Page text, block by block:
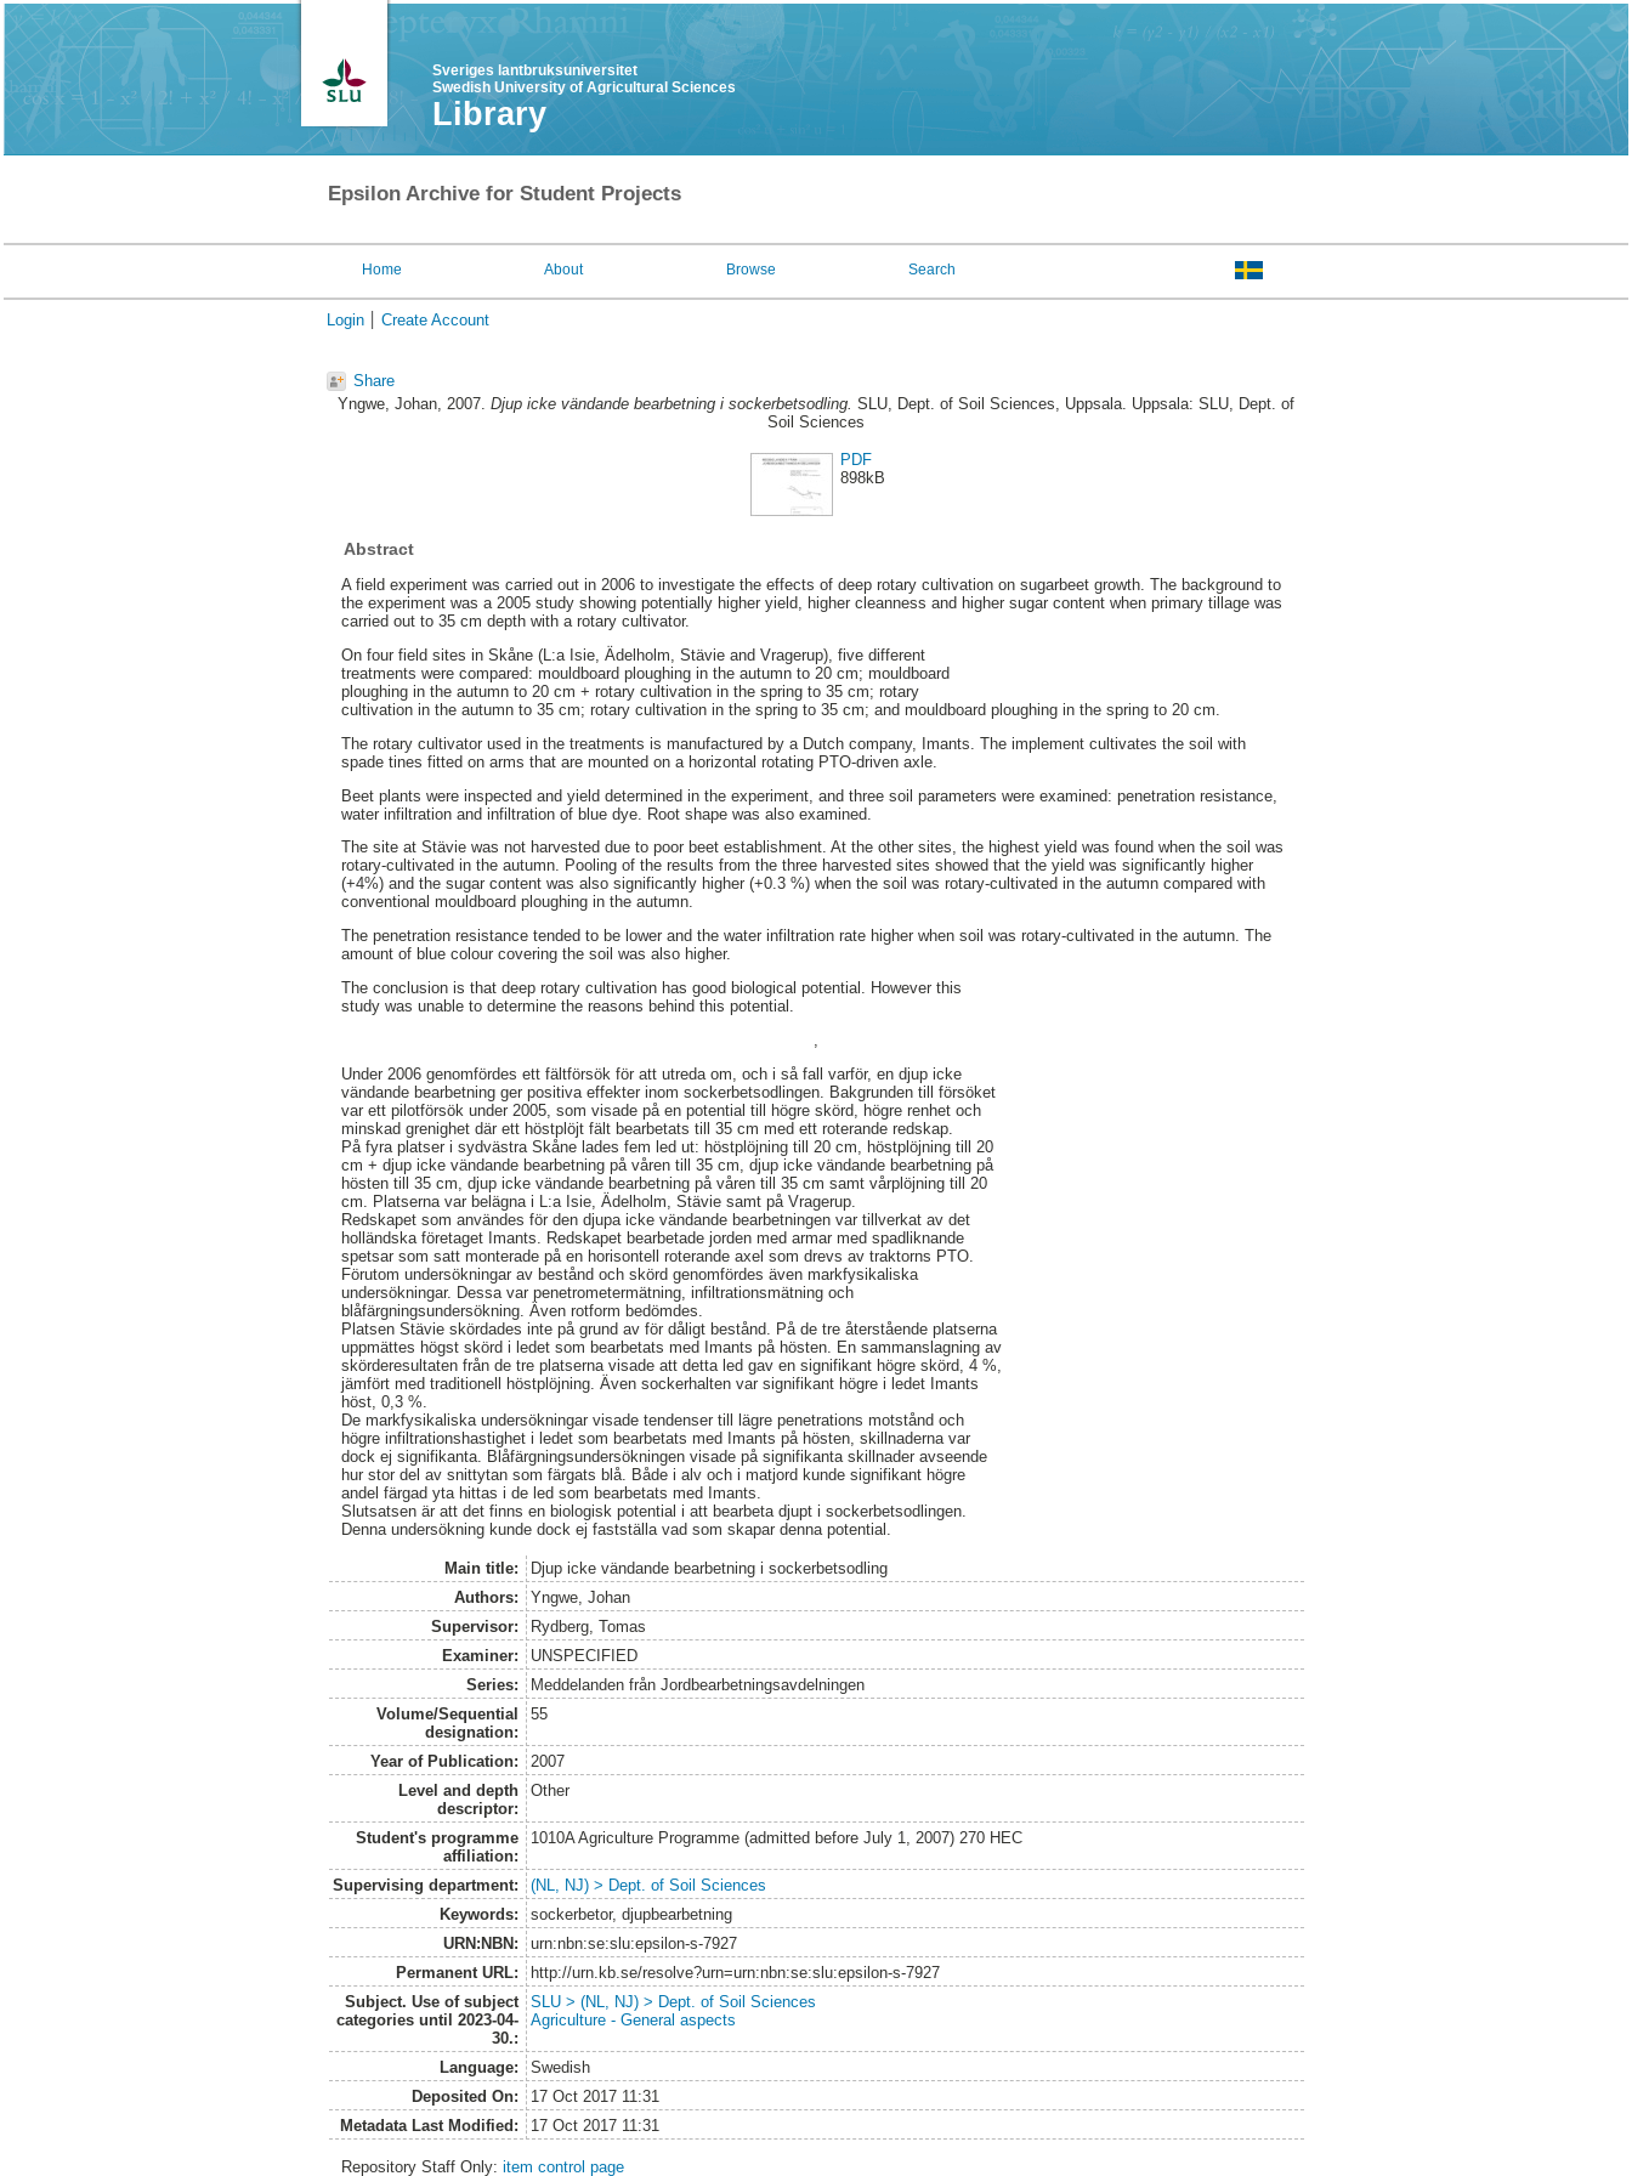
Sveriges lantbruksuniversitet
Swedish University of Agricultural Sciences
Library
Epsilon Archive for Student Projects
Home About Browse Search
Login Create Account
Share
Yngwe, Johan, 2007. Djup icke vändande bearbetning i sockerbetsodling. SLU, Dept. of Soil Sciences, Uppsala. Uppsala: SLU, Dept. of
Soil Sciences
PDF
898kB
Abstract
A field experiment was carried out in 2006 to investigate the effects of deep rotary cultivation on sugarbeet growth. The background to
the experiment was a 2005 study showing potentially higher yield, higher cleanness and higher sugar content when primary tillage was
carried out to 35 cm depth with a rotary cultivator.
On four field sites in Skåne (L:a Isie, Ädelholm, Stävie and Vragerup), five different
treatments were compared: mouldboard ploughing in the autumn to 20 cm; mouldboard
ploughing in the autumn to 20 cm + rotary cultivation in the spring to 35 cm; rotary
cultivation in the autumn to 35 cm; rotary cultivation in the spring to 35 cm; and mouldboard ploughing in the spring to 20 cm.
The rotary cultivator used in the treatments is manufactured by a Dutch company, Imants. The implement cultivates the soil with
spade tines fitted on arms that are mounted on a horizontal rotating PTO-driven axle.
Beet plants were inspected and yield determined in the experiment, and three soil parameters were examined: penetration resistance,
water infiltration and infiltration of blue dye. Root shape was also examined.
The site at Stävie was not harvested due to poor beet establishment. At the other sites, the highest yield was found when the soil was
rotary-cultivated in the autumn. Pooling of the results from the three harvested sites showed that the yield was significantly higher
(+4%) and the sugar content was also significantly higher (+0.3 %) when the soil was rotary-cultivated in the autumn compared with
conventional mouldboard ploughing in the autumn.
The penetration resistance tended to be lower and the water infiltration rate higher when soil was rotary-cultivated in the autumn. The
amount of blue colour covering the soil was also higher.
The conclusion is that deep rotary cultivation has good biological potential. However this
study was unable to determine the reasons behind this potential.
Under 2006 genomfördes ett fältförsök för att utreda om, och i så fall varför, en djup icke
vändande bearbetning ger positiva effekter inom sockerbetsodlingen. Bakgrunden till försöket
var ett pilotförsök under 2005, som visade på en potential till högre skörd, högre renhet och
minskad grenighet där ett höstplöjt fält bearbetats till 35 cm med ett roterande redskap.
På fyra platser i sydvästra Skåne lades fem led ut: höstplöjning till 20 cm, höstplöjning till 20
cm + djup icke vändande bearbetning på våren till 35 cm, djup icke vändande bearbetning på
hösten till 35 cm, djup icke vändande bearbetning på våren till 35 cm samt vårplöjning till 20
cm. Platserna var belägna i L:a Isie, Ädelholm, Stävie samt på Vragerup.
Redskapet som användes för den djupa icke vändande bearbetningen var tillverkat av det
holländska företaget Imants. Redskapet bearbetade jorden med armar med spadliknande
spetsar som satt monterade på en horisontell roterande axel som drevs av traktorns PTO.
Förutom undersökningar av bestånd och skörd genomfördes även markfysikaliska
undersökningar. Dessa var penetrometermätning, infiltrationsmätning och
blåfärgningsundersökning. Även rotform bedömdes.
Platsen Stävie skördades inte på grund av för dåligt bestånd. På de tre återstående platserna
uppmättes högst skörd i ledet som bearbetats med Imants på hösten. En sammanslagning av
skörderesultaten från de tre platserna visade att detta led gav en signifikant högre skörd, 4 %,
jämfört med traditionell höstplöjning. Även sockerhalten var signifikant högre i ledet Imants
höst, 0,3 %.
De markfysikaliska undersökningar visade tendenser till lägre penetrations motstånd och
högre infiltrationshastighet i ledet som bearbetats med Imants på hösten, skillnaderna var
dock ej signifikanta. Blåfärgningsundersökningen visade på signifikanta skillnader avseende
hur stor del av snittytan som färgats blå. Både i alv och i matjord kunde signifikant högre
andel färgad yta hittas i de led som bearbetats med Imants.
Slutsatsen är att det finns en biologisk potential i att bearbeta djupt i sockerbetsodlingen.
Denna undersökning kunde dock ej fastställa vad som skapar denna potential.
Main title:
Djup icke vändande bearbetning i sockerbetsodling
Authors:
Yngwe, Johan
Supervisor:
Rydberg, Tomas
Examiner:
UNSPECIFIED
Series:
Meddelanden från Jordbearbetningsavdelningen
Volume/Sequential
designation:
55
Year of Publication:
2007
Level and depth
descriptor:
Other
Student's programme
affiliation:
1010A Agriculture Programme (admitted before July 1, 2007) 270 HEC
Supervising department:
(NL, NJ) > Dept. of Soil Sciences
Keywords:
sockerbetor, djupbearbetning
URN:NBN:
urn:nbn:se:slu:epsilon-s-7927
Permanent URL:
http://urn.kb.se/resolve?urn=urn:nbn:se:slu:epsilon-s-7927
Subject. Use of subject
categories until 2023-04-
30.:
SLU > (NL, NJ) > Dept. of Soil Sciences
Agriculture - General aspects
Language:
Swedish
Deposited On:
17 Oct 2017 11:31
Metadata Last Modified:
17 Oct 2017 11:31
Repository Staff Only:item control page